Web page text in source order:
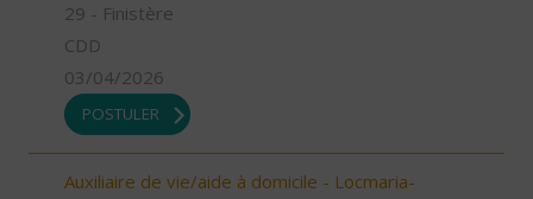
29 - Finistère
CDD
03/04/2026
POSTULER
Auxiliaire de vie/aide à domicile - Locmaria-